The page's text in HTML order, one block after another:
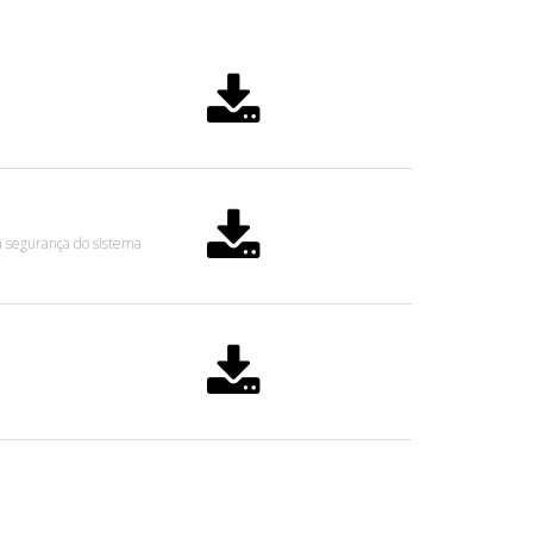
do sistema